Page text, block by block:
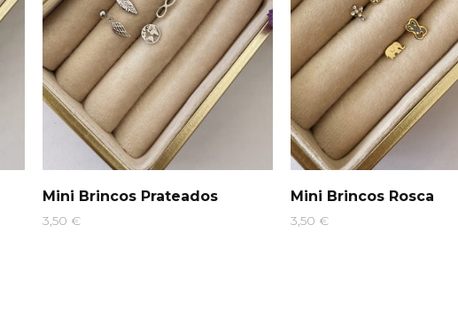
Mini Brincos Prateados
3,50 €
Mini Brincos Rosca
3,50 €